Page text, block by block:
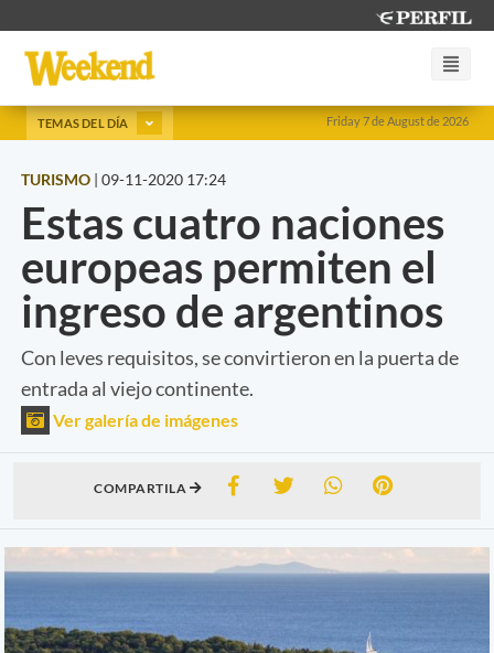
Friday 7 de August de 2026
TEMAS DEL DÍA
TURISMO | 09-11-2020 17:24
Estas cuatro naciones
europeas permiten el
ingreso de argentinos
Con leves requisitos, se convirtieron en la puerta de
entrada al viejo continente.
Ver galería de imágenes
COMPARTILA